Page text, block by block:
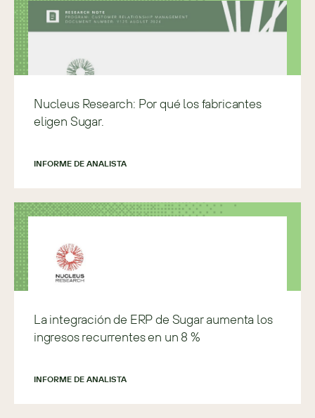
Nucleus Research: Por qué los fabricantes
eligen Sugar.
INFORME DE ANALISTA
La integración de ERP de Sugar aumenta los
ingresos recurrentes en un 8 %
INFORME DE ANALISTA